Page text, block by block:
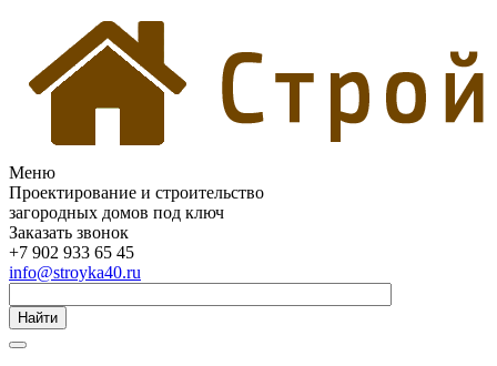
Меню
Проектирование и строительство
загородных домов под ключ
Заказать звонок
+7 902 933 65 45
info@stroyka40.ru
Найти